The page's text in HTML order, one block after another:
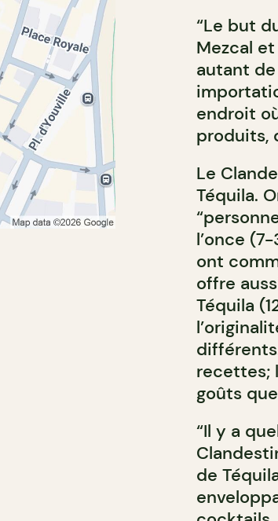
“Le but
Mezcal
autant
endroit
produits,
Le
Téquila.
l’once
ont
offre
Téquila
recettes;
goûts
“Il y a
de